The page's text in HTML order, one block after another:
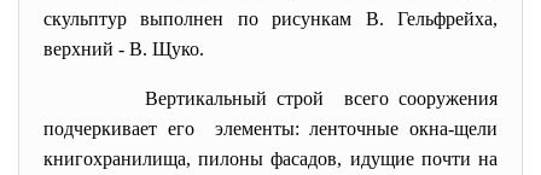
скульптур выполнен по рисункам В. Гельфрейха,
верхний - В. Щуко.
Вертикальный строй всего сооружения
подчеркивает его элементы: ленточные окна-щели
книгохранилища, пилоны фасадов, идущие почти на